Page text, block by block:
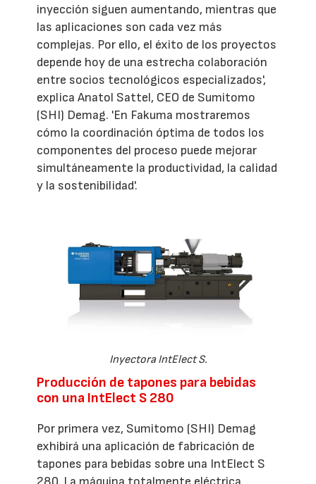
inyección siguen aumentando, mientras que
las aplicaciones son cada vez más
complejas. Por ello, el éxito de los proyectos
depende hoy de una estrecha colaboración
entre socios tecnológicos especializados',
explica Anatol Sattel, CEO de Sumitomo
(SHI) Demag. 'En Fakuma mostraremos
cómo la coordinación óptima de todos los
componentes del proceso puede mejorar
simultáneamente la productividad, la calidad
y la sostenibilidad'.
Inyectora IntElect S.
Producción de tapones para bebidas
con una IntElect S 280
Por primera vez, Sumitomo (SHI) Demag
exhibirá una aplicación de fabricación de
tapones para bebidas sobre una IntElect S